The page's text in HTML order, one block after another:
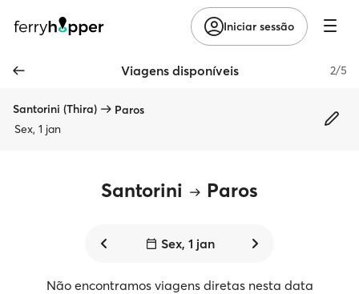
Iniciar sessão
Viagens disponíveis 2/5
Santorini (Thira)
Paros
Sex, 1 jan
Santorini Paros
Sex, 1 jan
Não encontramos viagens diretas nesta data